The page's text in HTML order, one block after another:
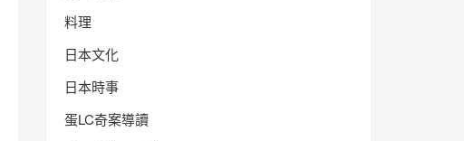
料理
日本文化
日本時事
蛋LC奇案導讀